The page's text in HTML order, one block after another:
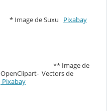
* Image de Suxu Pixabay
** Image de
OpenClipart- Vectors de
Pixabay